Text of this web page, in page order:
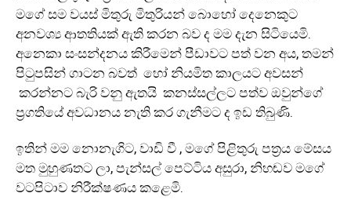
මගේ සම වයස් මිතුරු මිතුරියන් බොහෝ දෙනෙකුට
අනවශ්‍ය ආතතියක් ඇති කරන බව ද මම දැන සිටියෙමි.
අනෙකා සංසන්දනය කිරීමෙන් පීඩාවට පත් වන අය, තමන්
පිටුපසින් ගාටන බවත් හෝ නියමිත කාලයට අවසන්
කරන්නට බැරි වනු ඇතයි කනස්සල්ලට පත්ව ඔවුන්ගේ
ප්‍රගතියේ අවධානය නැති කර ගැනීමට ද ඉඩ තිබුණි.
ඉතින් මම නොනැගිට, වාඩි වී , මගේ පිළිතුරු පත්‍රය මේසය
මත මුහුණතට ලා, පැන්සල් පෙට්ටිය අසුරා, නිහඬව මගේ
වටපිටාව නිරීක්ෂණය කළෙමි.